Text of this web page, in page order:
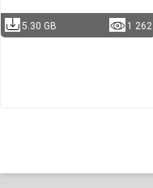
5.30 GB 1 262